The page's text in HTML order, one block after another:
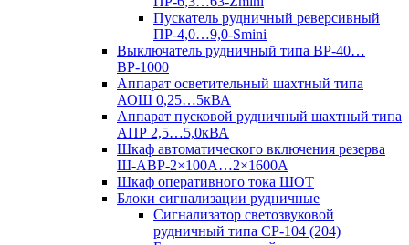
Пускатель рудничный реверсивный
ПР-4,0…9,0-Smini
Выключатель рудничный типа ВР-40…
ВР-1000
Аппарат осветительный шахтный типа
АОШ 0,25…5кВА
Аппарат пусковой рудничный шахтный типа
АПР 2,5…5,0кВА
Шкаф автоматического включения резерва
Ш-АВР-2×100А…2×1600А
Шкаф оперативного тока ШОТ
Блоки сигнализации рудничные
Сигнализатор светозвуковой
рудничный типа СР-104 (204)